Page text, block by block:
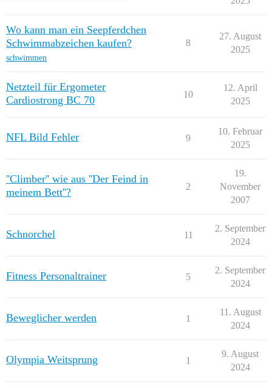
Wo kann man ein Seepferdchen
Schwimmabzeichen kaufen?
schwimmen
8
27. August
2025
Netzteil für Ergometer
Cardiostrong BC 70
10
12. April
2025
NFL Bild Fehler 9
10. Februar
2025
''Climber'' wie aus ''Der Feind in
meinem Bett''?
2
19.
November
2007
Schnorchel 11
2. September
2024
Fitness Personaltrainer 5
2. September
2024
Beweglicher werden 1
11. August
2024
Olympia Weitsprung 1
9. August
2024